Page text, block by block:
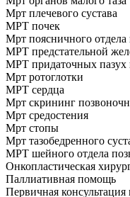
Мрт плечевого сустава
МРТ почек
Мрт поясничного отдела
МРТ предстательной
МРТ придаточных
Мрт ротоглотки
МРТ сердца
Мрт скрининг
Мрт средостения
Мрт стопы
Мрт тазобедренного
МРТ шейного отдела
Онкопластическая
Паллиативная помощь
Первичная